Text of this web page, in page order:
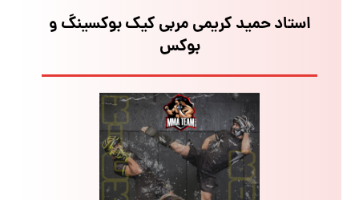
استاد حمید کریمی مربی کیک بوکسینگ و
بوکس